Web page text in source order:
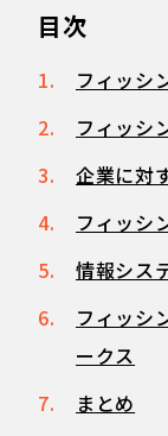
目次
フィッシ
フィッシ
企業に対
フィッシ
情報シス
フィッシ
ークス
まとめ